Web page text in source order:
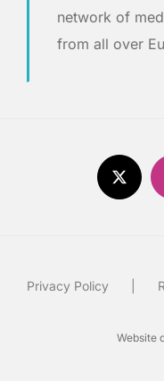
network of
from all over
Privacy Policy
Website